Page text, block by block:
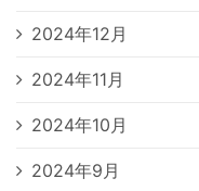
2024年12月
2024年11月
2024年10月
2024年9月